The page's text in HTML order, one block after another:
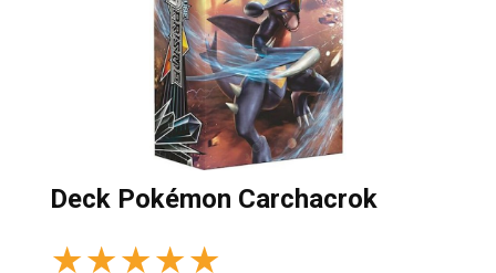
Deck Pokémon Carchacrok
★★★★★